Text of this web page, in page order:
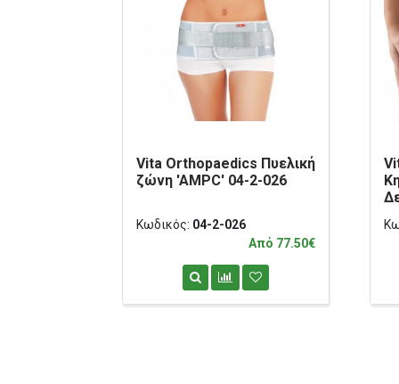
Vita Orthopaedics Πυελική
ζώνη 'AMPC' 04-2-026
Κωδικός: 04-2-026
Από 77.50€